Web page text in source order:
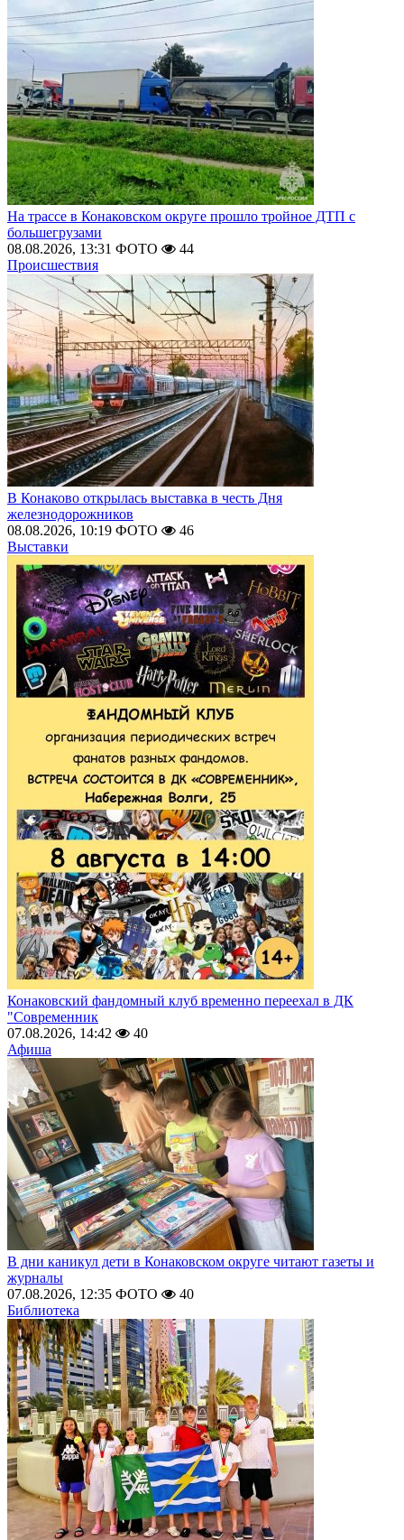
На трассе в Конаковском округе прошло тройное ДТП с
большегрузами
08.08.2026, 13:31 ФОТО
44
Происшествия
В Конаково открылась выставка в честь Дня
железнодорожников
08.08.2026, 10:19 ФОТО
46
Выставки
Конаковский фандомный клуб временно переехал в ДК
"Современник
07.08.2026, 14:42
40
Афиша
В дни каникул дети в Конаковском округе читают газеты и
журналы
07.08.2026, 12:35 ФОТО
40
Библиотека